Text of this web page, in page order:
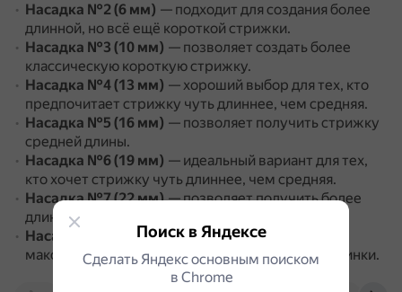
Насадка №2 (6 мм) — подходит для создания более
длинной, но всё ещё короткой стрижки.
Насадка №3 (10 мм) — позволяет создать более
классическую короткую стрижку.
Насадка №4 (13 мм) — хороший выбор для тех, кто
предпочитает стрижку чуть длиннее, чем средняя.
Насадка №5 (16 мм) — позволяет получить стрижку
средней длины.
Насадка №6 (19 мм) — идеальный вариант для тех,
кто хочет стрижку чуть длиннее, чем средняя.
Насадка №7 (22 мм)— позволяет получить более
длинную стрижку.
Насадка №8 (25 мм)— подходит для создания
максимально длинной стрижки с помощью машинки.
Поиск в Яндексе
Сделать Яндекс основным поиском
в Сhrome